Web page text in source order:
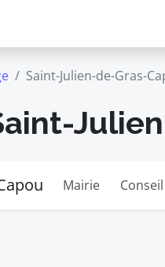
Saint-Julien-de-Gras-
Mairie